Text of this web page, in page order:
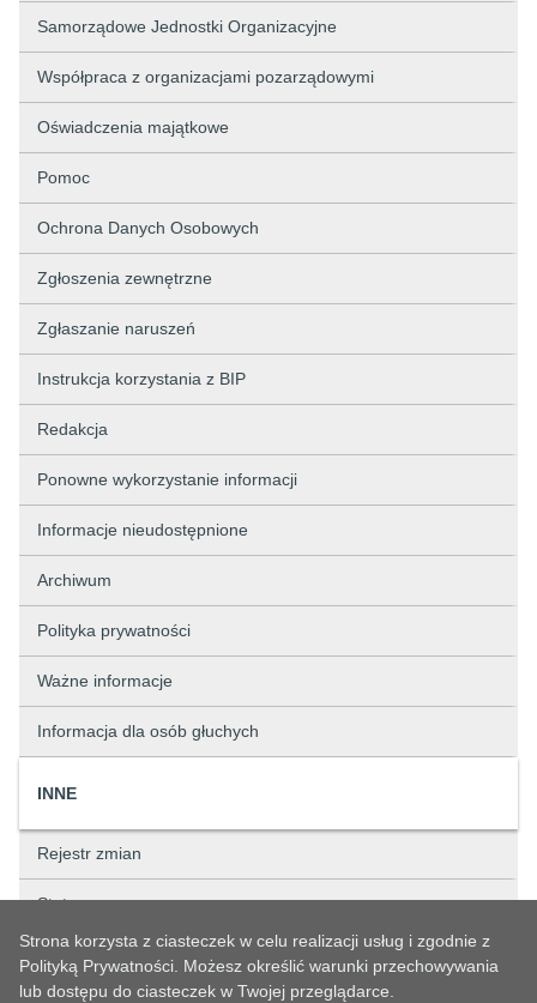
Samorządowe Jednostki Organizacyjne
Współpraca z organizacjami pozarządowymi
Oświadczenia majątkowe
Pomoc
Ochrona Danych Osobowych
Zgłoszenia zewnętrzne
Zgłaszanie naruszeń
Instrukcja korzystania z BIP
Redakcja
Ponowne wykorzystanie informacji
Informacje nieudostępnione
Archiwum
Polityka prywatności
Ważne informacje
Informacja dla osób głuchych
INNE
Rejestr zmian
Status sprawy
Strona korzysta z ciasteczek w celu realizacji usług i zgodnie z
Polityką Prywatności. Możesz określić warunki przechowywania
lub dostępu do ciasteczek w Twojej przeglądarce.